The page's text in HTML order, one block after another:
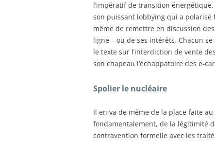
l’impératif de transition
son puissant lobbying qui a
même de remettre en discussion
ligne – ou de ses intérêts. Chacun
le texte sur l’interdiction de vente
son chapeau l’échappatoire des e-
Spolier le nucléaire
Il en va de même de la place faite
fondamentalement, de la légitimité
contravention formelle avec les